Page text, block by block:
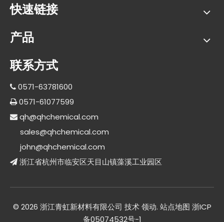
快速链接
产品
联系方式
 0571-63781600
0571-61077599
 qh@qhchemical.com
sales@qhchemical.com
john@qhchemical.com
 浙江省杭州市临安区天目山镇藻溪工业园区
© 2026 浙江青虹新材料有限公司 技术领动. 站点地图 浙ICP
备05074532号-1